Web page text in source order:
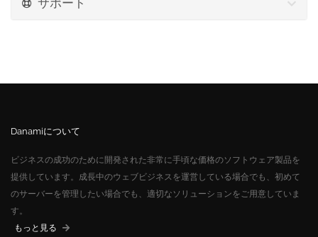
Danamiについて
ビジネスの成功のために開発された非常に手頃な価格のソフトウェア製品を
提供しています。成長中のウェブビジネスを運営している場合でも、初めて
のサーバーを管理したい場合でも、適切なソリューションをご用意していま
す。
もっと見る